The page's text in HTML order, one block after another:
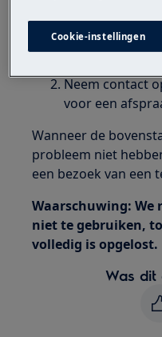
na ongeveer 1
stopcontact te
Neem contact
voor een
Wanneer de
probleem niet
een bezoek van een
Waarschuwing: We
niet te gebruiken,
volledig is opgelost.
Was dit
Cookie-instellingen